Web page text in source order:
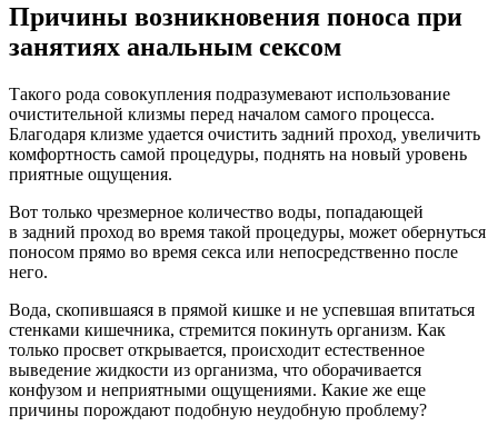
Причины возникновения поноса при
занятиях анальным сексом
Такого рода совокупления подразумевают использование
очистительной клизмы перед началом самого процесса.
Благодаря клизме удается очистить задний проход, увеличить
комфортность самой процедуры, поднять на новый уровень
приятные ощущения.
Вот только чрезмерное количество воды, попадающей
в задний проход во время такой процедуры, может обернуться
поносом прямо во время секса или непосредственно после
него.
Вода, скопившаяся в прямой кишке и не успевшая впитаться
стенками кишечника, стремится покинуть организм. Как
только просвет открывается, происходит естественное
выведение жидкости из организма, что оборачивается
конфузом и неприятными ощущениями. Какие же еще
причины порождают подобную неудобную проблему?